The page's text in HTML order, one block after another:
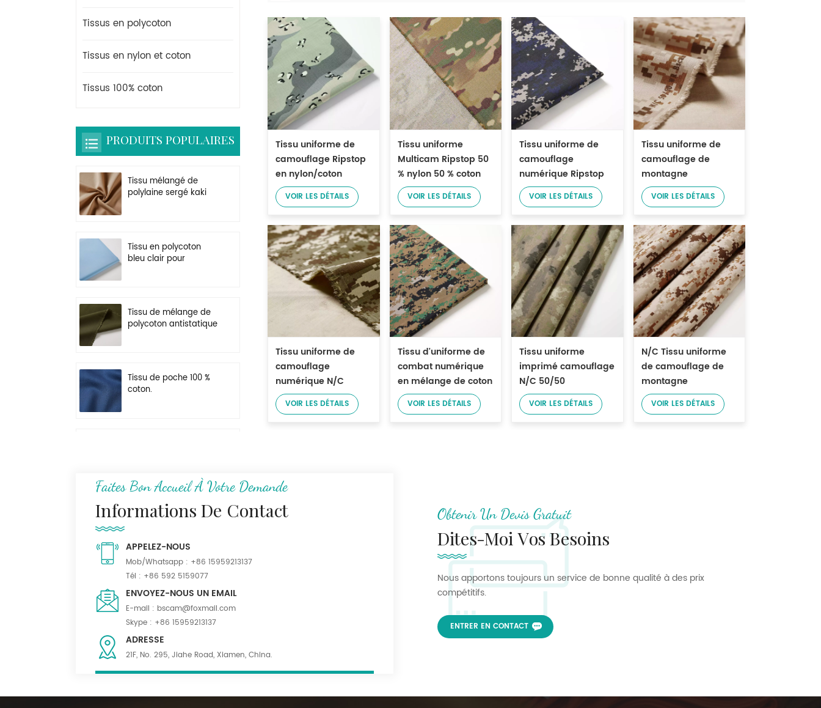
Tissu uniforme de
camouflage Ripstop
en nylon/coton
VOIR LES DÉTAILS
Tissu uniforme
Multicam Ripstop 50
% nylon 50 % coton
VOIR LES DÉTAILS
Tissu uniforme de
camouflage
numérique Ripstop
imperméable en
coton et nylon
VOIR LES DÉTAILS
Tissu uniforme de
camouflage de
montagne
numérique
imperméable en
VOIR LES DÉTAILS
Tissu uniforme de
camouflage
numérique N/C
50/50
VOIR LES DÉTAILS
Tissu d'uniforme de
combat numérique
en mélange de coton
et de nylon
VOIR LES DÉTAILS
Tissu uniforme
imprimé camouflage
N/C 50/50
VOIR LES DÉTAILS
N/C Tissu uniforme
de camouflage de
montagne
numérique Ripstop
50/50
VOIR LES DÉTAILS
Tissus en polycoton
Tissus en nylon et coton
Tissus 100% coton
PRODUITS POPULAIRES
Tissu mélangé de
polylaine sergé kaki
Tissu en polycoton
bleu clair pour
Tissu de mélange de
polycoton antistatique
Tissu de poche 100 %
coton.
Ripstop 50/50
Tissu Serge kaki foncé
55% poly 45% laine
uniforme
Tissu mélangé de
polylaine noir
imperméable pour
costumes
Faites Bon Accueil À Votre Demande
Informations De Contact
APPELEZ-NOUS
Mob/Whatsapp : +86 15959213137
Tél : +86 592 5159077
ENVOYEZ-NOUS UN EMAIL
E-mail : bscam@foxmail.com
Skype : +86 15959213137
ADRESSE
21F, No. 295, Jiahe Road, Xiamen, China.
Obtenir Un Devis Gratuit
Dites-Moi Vos Besoins
Nous apportons toujours un service de bonne qualité à des prix
compétitifs.
ENTRER EN CONTACT